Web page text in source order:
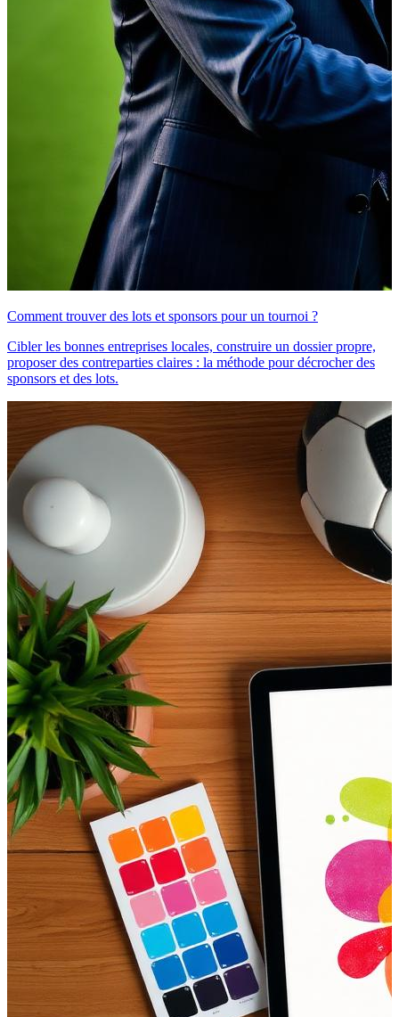
Comment trouver des lots et sponsors pour un tournoi ?
Cibler les bonnes entreprises locales, construire un dossier propre,
proposer des contreparties claires : la méthode pour décrocher des
sponsors et des lots.